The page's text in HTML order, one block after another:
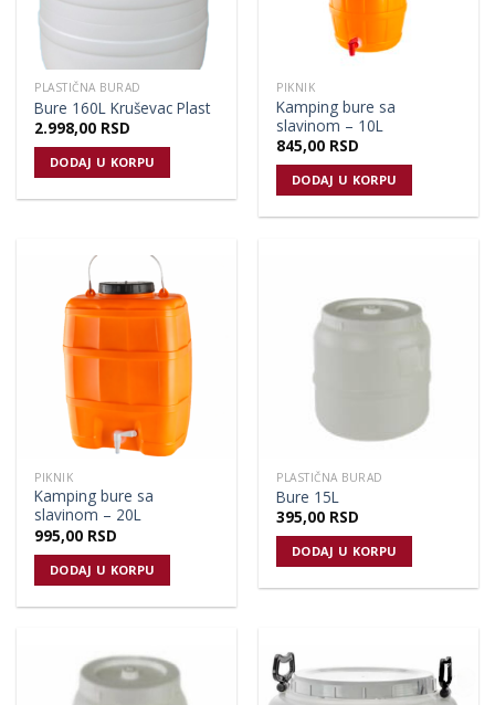
PLASTIČNA BURAD
Bure 160L Kruševac Plast
2.998,00 RSD
DODAJ U KORPU
PIKNIK
Kamping bure sa
slavinom – 10L
845,00 RSD
DODAJ U KORPU
PIKNIK
Kamping bure sa
slavinom – 20L
995,00 RSD
DODAJ U KORPU
PLASTIČNA BURAD
Bure 15L
395,00 RSD
DODAJ U KORPU